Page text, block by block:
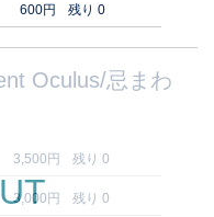
600円 残り 0
Oculus/忌まわ
3,500円 残り 0
3,000円 残り 0